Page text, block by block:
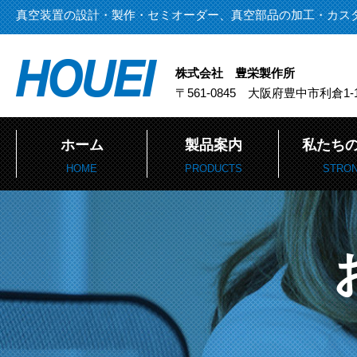
真空装置の設計・製作・セミオーダー、真空部品の加工・カ
株式会社 豊栄製作所
〒561-0845 大阪府豊中市利倉1-
ホーム
HOME
製品案内
PRODUCTS
私たち